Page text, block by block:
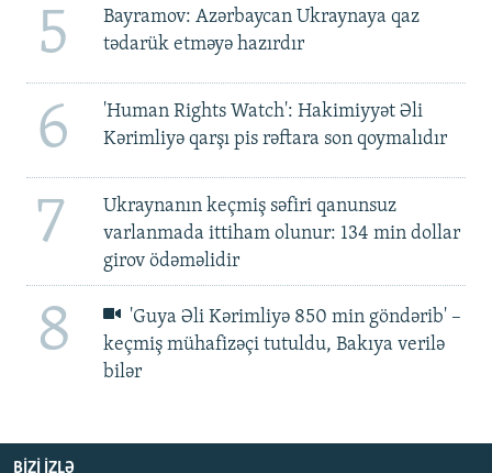
5
Bayramov: Azərbaycan Ukraynaya qaz
tədarük etməyə hazırdır
6
'Human Rights Watch': Hakimiyyət Əli
Kərimliyə qarşı pis rəftara son qoymalıdır
7
Ukraynanın keçmiş səfiri qanunsuz
varlanmada ittiham olunur: 134 min dollar
girov ödəməlidir
8
'Guya Əli Kərimliyə 850 min göndərib' –
keçmiş mühafizəçi tutuldu, Bakıya verilə
bilər
BIZI IZLƏ